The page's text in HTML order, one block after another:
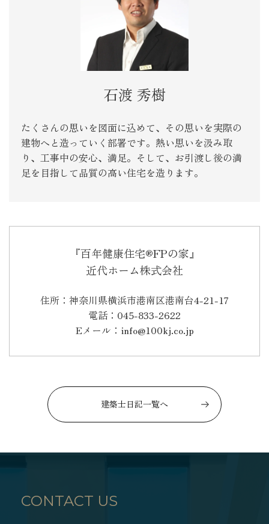
石渡 秀樹
たくさんの思いを図面に込めて、その思いを実際の
建物へと造っていく部署です。熱い思いを汲み取
り、工事中の安心、満足。そして、お引渡し後の満
足を目指して品質の高い住宅を造ります。
『百年健康住宅®FPの家』
近代ホーム株式会社
住所：神奈川県横浜市港南区港南台4-21-17
電話：045-833-2622
Eメール：info@100kj.co.jp
建築士日記一覧へ
CONTACT US